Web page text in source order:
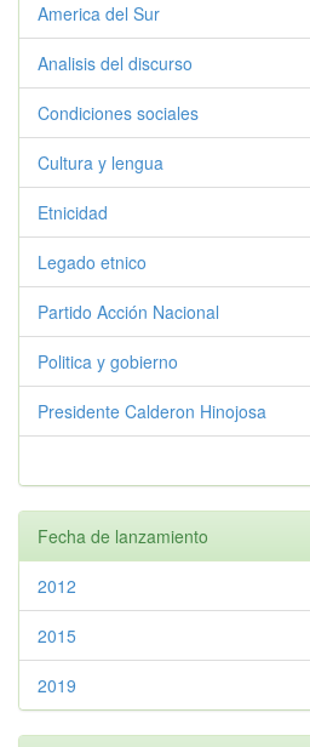
America del Sur
Analisis del discurso
Condiciones sociales
Cultura y lengua
Etnicidad
Legado etnico
Partido Acción Nacional
Politica y gobierno
Presidente Calderon Hinojosa
Fecha de lanzamiento
2012
2015
2019